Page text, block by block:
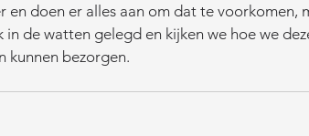
en doen er alles aan om dat te voorkomen,
in de watten gelegd en kijken we hoe we
kunnen bezorgen.